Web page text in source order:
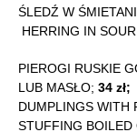
ŚLEDŹ W
HERRING IN
PIEROGI RUSKIE
LUB MASŁO; 34 zł;
DUMPLINGS WITH
STUFFING BOILED